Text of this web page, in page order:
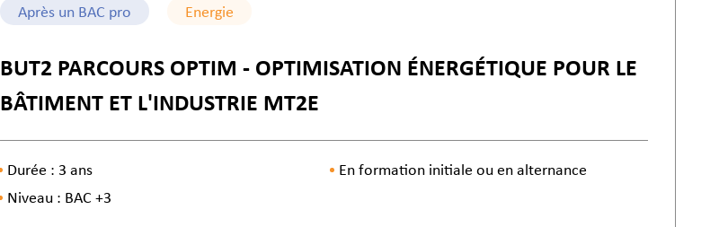
Après un BAC pro Energie
BUT2 PARCOURS OPTIM - OPTIMISATION ÉNERGÉTIQUE POUR LE
BÂTIMENT ET L'INDUSTRIE MT2E
Durée : 3 ans
Niveau : BAC +3
En formation initiale ou en alternance